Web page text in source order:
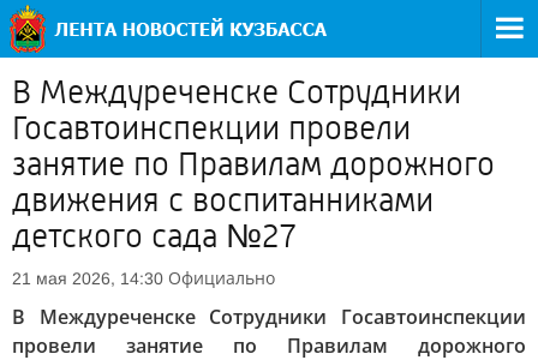
В Междуреченске Сотрудники
Госавтоинспекции провели
занятие по Правилам дорожного
движения с воспитанниками
детского сада №27
21 мая 2026, 14:30 Официально
В Междуреченске Сотрудники Госавтоинспекции
провели занятие по Правилам дорожного